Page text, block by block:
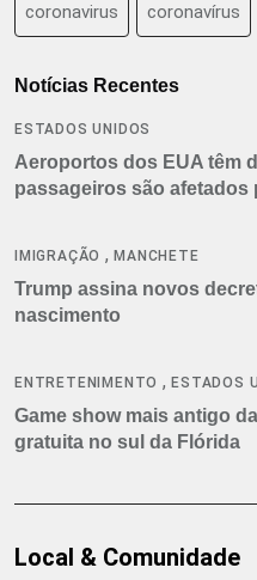
coronavirus coronavírus
Notícias Recentes
ESTADOS UNIDOS
Aeroportos dos EUA têm
passageiros são
IMIGRAÇÃO ,MANCHETE
Trump assina novos
nascimento
ENTRETENIMENTO ,ESTADOS
Game show mais antigo
gratuita no sul da Flórida
Local & Comunidade